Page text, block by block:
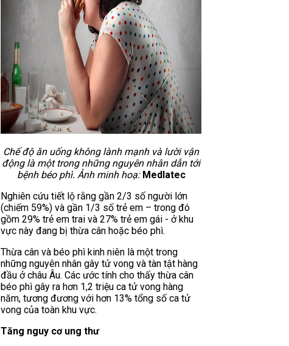
Chế độ ăn uống không lành mạnh và lười vận
động là một trong những nguyên nhân dẫn tới
bệnh béo phì. Ảnh minh hoạ: Medlatec
Nghiên cứu tiết lộ rằng gần 2/3 số người lớn
(chiếm 59%) và gần 1/3 số trẻ em – trong đó
gồm 29% trẻ em trai và 27% trẻ em gái - ở khu
vực này đang bị thừa cân hoặc béo phì.
Thừa cân và béo phì kinh niên là một trong
những nguyên nhân gây tử vong và tàn tật hàng
đầu ở châu Âu. Các ước tính cho thấy thừa cân
béo phì gây ra hơn 1,2 triệu ca tử vong hàng
năm, tương đương với hơn 13% tổng số ca tử
vong của toàn khu vực.
Tăng nguy cơ ung thư